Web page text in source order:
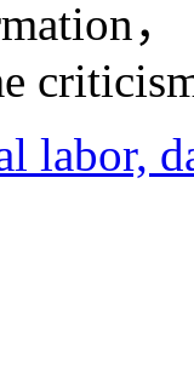
，
labor,